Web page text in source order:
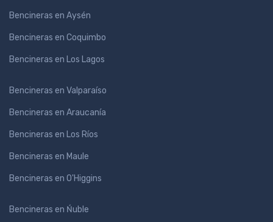
Bencineras en Aysén
Bencineras en Coquimbo
Bencineras en Los Lagos
Bencineras en Valparaíso
Bencineras en Araucanía
Bencineras en Los Ríos
Bencineras en Maule
Bencineras en O'Higgins
Bencineras en Ńuble